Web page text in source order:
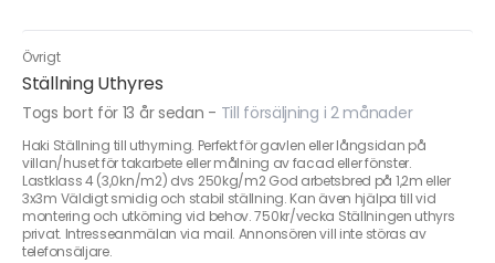
Övrigt
Ställning Uthyres
Togs bort för 13 år sedan - Till försäljning i 2 månader
Haki Ställning till uthyrning. Perfekt för gavlen eller långsidan på
villan/huset för takarbete eller målning av facad eller fönster.
Lastklass 4 (3,0kn/m2) dvs 250kg/m2 God arbetsbred på 1,2m eller
3x3m Väldigt smidig och stabil ställning. Kan även hjälpa till vid
montering och utkörning vid behov. 750kr/vecka Ställningen uthyrs
privat. Intresseanmälan via mail. Annonsören vill inte störas av
telefonsäljare.